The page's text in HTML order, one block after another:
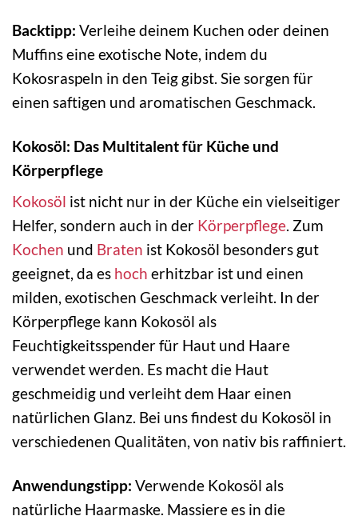
Backtipp: Verleihe deinem Kuchen oder deinen
Muffins eine exotische Note, indem du
Kokosraspeln in den Teig gibst. Sie sorgen für
einen saftigen und aromatischen Geschmack.
Kokosöl: Das Multitalent für Küche und
Körperpflege
Kokosöl ist nicht nur in der Küche ein vielseitiger
Helfer, sondern auch in der Körperpflege. Zum
Kochen und Braten ist Kokosöl besonders gut
geeignet, da es hoch erhitzbar ist und einen
milden, exotischen Geschmack verleiht. In der
Körperpflege kann Kokosöl als
Feuchtigkeitsspender für Haut und Haare
verwendet werden. Es macht die Haut
geschmeidig und verleiht dem Haar einen
natürlichen Glanz. Bei uns findest du Kokosöl in
verschiedenen Qualitäten, von nativ bis raffiniert.
Anwendungstipp: Verwende Kokosöl als
natürliche Haarmaske. Massiere es in die